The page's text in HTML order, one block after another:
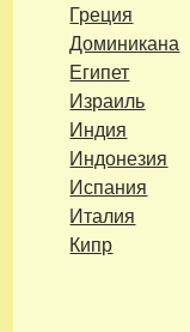
Греция
Доминикана
Египет
Израиль
Индия
Индонезия
Испания
Италия
Кипр